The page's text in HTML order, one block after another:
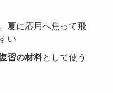
夏に応用へ焦って飛
い
習の材料として使う